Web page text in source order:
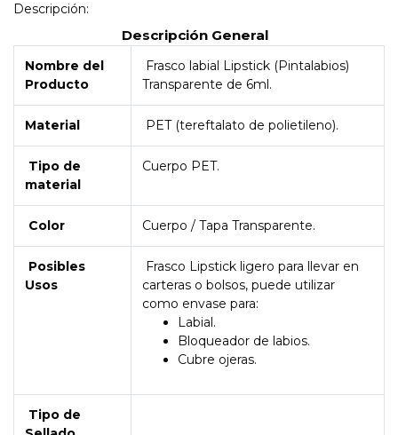
Descripción:
Descripción General
Nombre del
Producto
Frasco labial Lipstick (Pintalabios)
Transparente de 6ml.
Material PET (tereftalato de polietileno).
Tipo de
material
Cuerpo PET.
Color Cuerpo / Tapa Transparente.
Posibles
Usos
Frasco Lipstick ligero para llevar en
carteras o bolsos, puede utilizar
como envase para:
Labial.
Bloqueador de labios.
Cubre ojeras.
Tipo de